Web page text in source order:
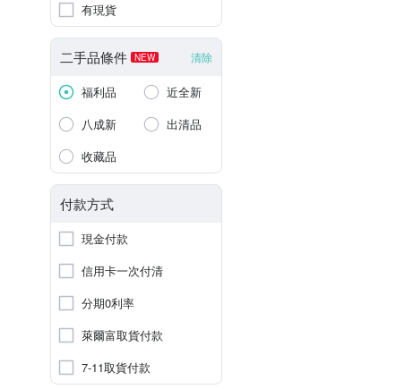
有現貨
二手品條件 NEW 清除
福利品
近全新
八成新
出清品
收藏品
付款方式
現金付款
信用卡一次付清
分期0利率
萊爾富取貨付款
7-11取貨付款